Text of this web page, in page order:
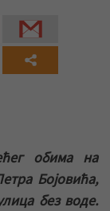
обима на
Бојовића,
без воде.